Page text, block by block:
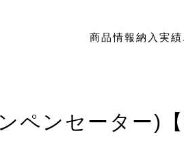
商品情報納入実績
ンセーター)【